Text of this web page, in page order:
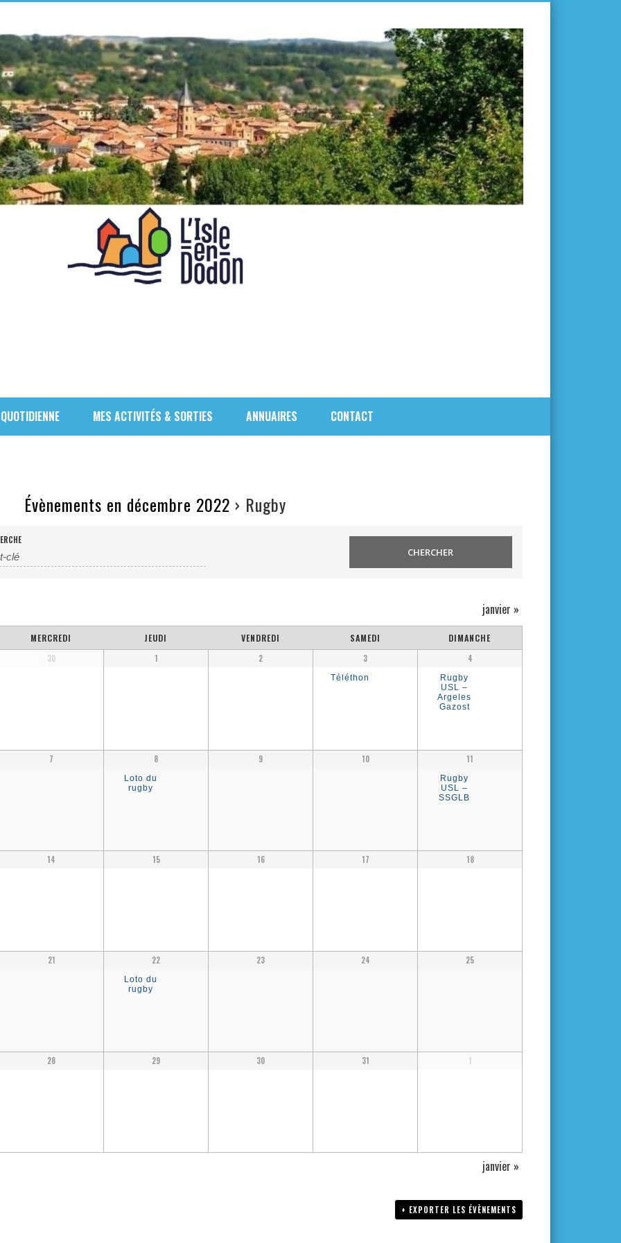
MES ACTIVITÉS & SORTIES ANNUAIRES CONTACT
Évènements en décembre 2022 › Rugby
janvier »
MERCREDI JEUDI VENDREDI SAMEDI DIMANCHE
30 1 2 3
Téléthon
4
Rugby
USL –
Argeles
Gazost
7 8
Loto du
rugby
9 10 11
Rugby
USL –
SSGLB
14 15 16 17 18
21 22
Loto du
rugby
23 24 25
28 29 30 31 1
janvier »
+ EXPORTER LES ÉVÈNEMENTS